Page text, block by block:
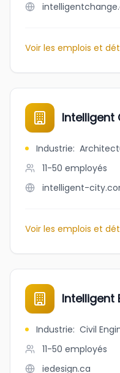
Voir les emplois et
Intelligent
Industrie:
11-50 employés
intelligent-
Voir les emplois et
Intelligent
Industrie: Civil
11-50 employés
iedesign.ca